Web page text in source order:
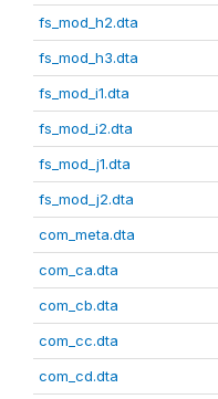
fs_mod_h2.dta
fs_mod_h3.dta
fs_mod_i1.dta
fs_mod_i2.dta
fs_mod_j1.dta
fs_mod_j2.dta
com_meta.dta
com_ca.dta
com_cb.dta
com_cc.dta
com_cd.dta